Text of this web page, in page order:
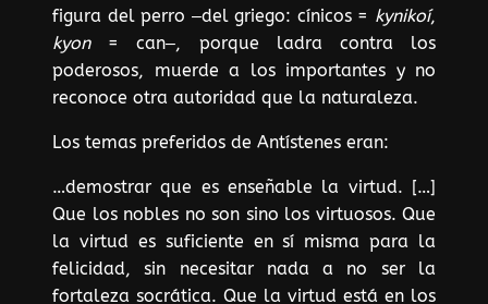
figura del perro ‒del griego: cínicos = kynikoí,
kyon= can‒, porque ladra contra los
poderosos, muerde a los importantes y no
reconoce otra autoridad que la naturaleza.
Los temas preferidos de Antístenes eran:
…demostrar que es enseñable la virtud. […]
Que los nobles no son sino los virtuosos. Que
la virtud es suficiente en sí misma para la
felicidad, sin necesitar nada a no ser la
fortaleza socrática. Que la virtud está en los